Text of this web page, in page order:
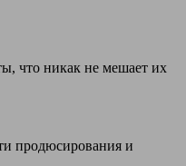
что никак не мешает их
продюсирования и